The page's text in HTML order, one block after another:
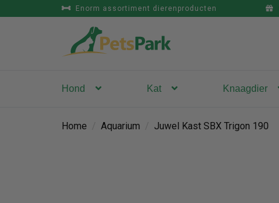
Enorm assortiment dierenproducten
Hond Kat Knaagdier
Home Aquarium Juwel Kast SBX Trigon 190